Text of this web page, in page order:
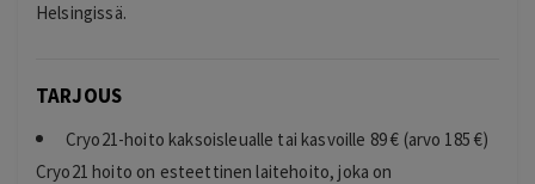
Helsingissä.
TARJOUS
Cryo21-hoito kaksoisleualle tai kasvoille 89 € (arvo 185 €)
Cryo21 hoito on esteettinen laitehoito, joka on